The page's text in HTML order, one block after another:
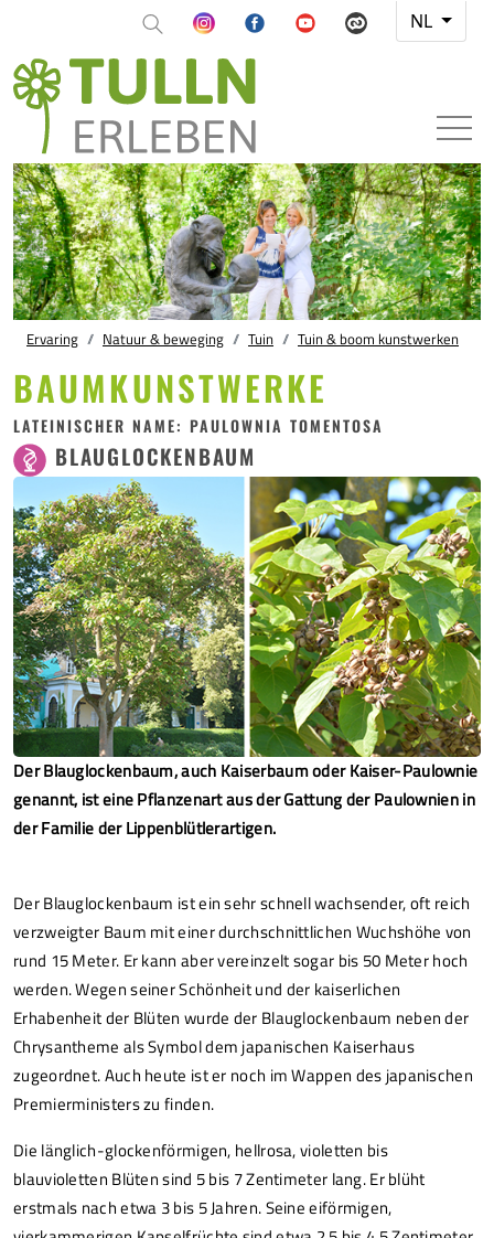
NL
Ervaring Natuur & beweging Tuin Tuin & boom kunstwerken
BAUMKUNSTWERKE
LATEINISCHER NAME: PAULOWNIA TOMENTOSA
BLAUGLOCKENBAUM
Der Blauglockenbaum, auch Kaiserbaum oder Kaiser-Paulownie
genannt, ist eine Pflanzenart aus der Gattung der Paulownien in
der Familie der Lippenblütlerartigen.
Der Blauglockenbaum ist ein sehr schnell wachsender, oft reich
verzweigter Baum mit einer durchschnittlichen Wuchshöhe von
rund 15 Meter. Er kann aber vereinzelt sogar bis 50 Meter hoch
werden. Wegen seiner Schönheit und der kaiserlichen
Erhabenheit der Blüten wurde der Blauglockenbaum neben der
Chrysantheme als Symbol dem japanischen Kaiserhaus
zugeordnet. Auch heute ist er noch im Wappen des japanischen
Premierministers zu finden.
Die länglich-glockenförmigen, hellrosa, violetten bis
blauvioletten Blüten sind 5 bis 7 Zentimeter lang. Er blüht
erstmals nach etwa 3 bis 5 Jahren. Seine eiförmigen,